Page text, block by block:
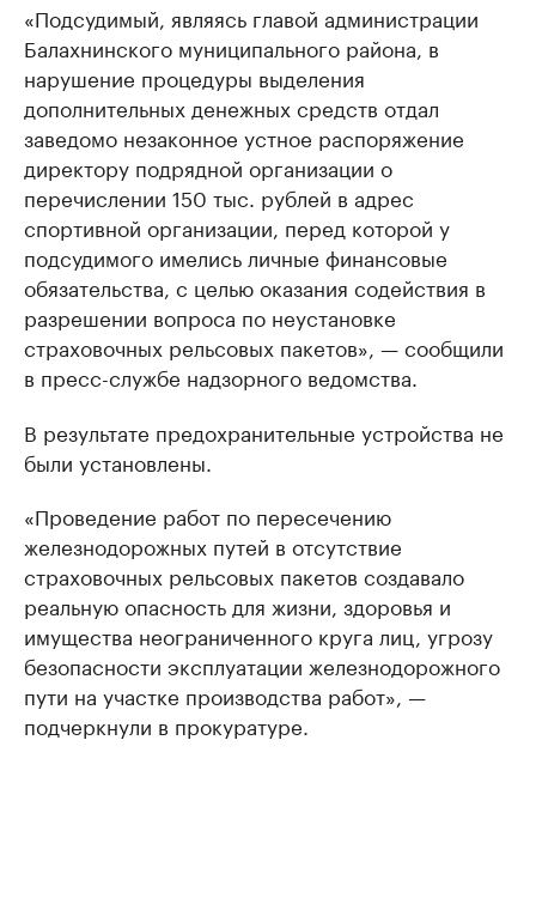
«Подсудимый, являясь главой администрации
Балахнинского муниципального района, в
нарушение процедуры выделения
дополнительных денежных средств отдал
заведомо незаконное устное распоряжение
директору подрядной организации о
перечислении 150 тыс. рублей в адрес
спортивной организации, перед которой у
подсудимого имелись личные финансовые
обязательства, с целью оказания содействия в
разрешении вопроса по неустановке
страховочных рельсовых пакетов», — сообщили
в пресс-службе надзорного ведомства.
В результате предохранительные устройства не
были установлены.
«Проведение работ по пересечению
железнодорожных путей в отсутствие
страховочных рельсовых пакетов создавало
реальную опасность для жизни, здоровья и
имущества неограниченного круга лиц, угрозу
безопасности эксплуатации железнодорожного
пути на участке производства работ», —
подчеркнули в прокуратуре.